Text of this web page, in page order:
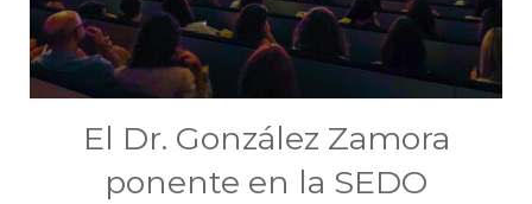
El Dr. González Zamora
ponente en la SEDO